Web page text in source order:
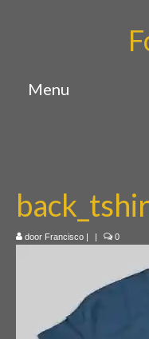
Menu
Over mij
Contact
door Francisco | | 0